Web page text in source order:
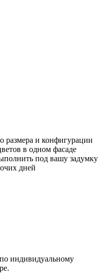
размера и конфигурации
в одном фасаде
под вашу задумку
дней
индивидуальному